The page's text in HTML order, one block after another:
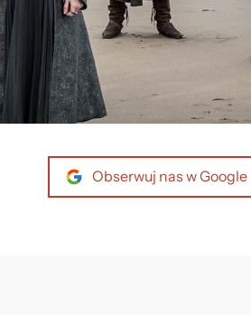
Obserwuj nas w Google